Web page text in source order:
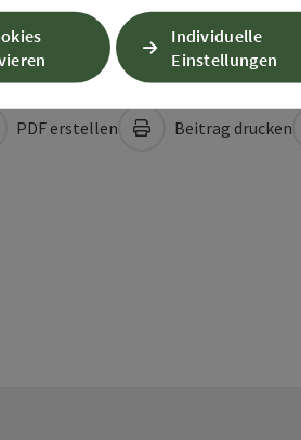
PDF erstellen Beitrag drucken
Individuelle
Einstellungen